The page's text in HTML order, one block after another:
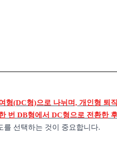
형(DC형)으로 나뉘며, 개인형 퇴
번 DB형에서 DC형으로 전환한
를 선택하는 것이 중요합니다.